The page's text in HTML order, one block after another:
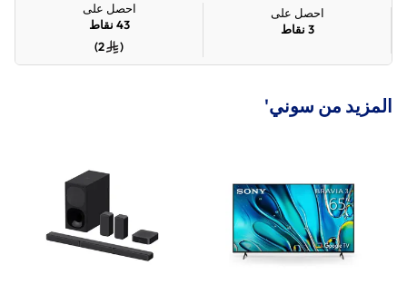
احصل على
3 نقاط
احصل على
43 نقاط
(
2
)
المزيد من سوني'